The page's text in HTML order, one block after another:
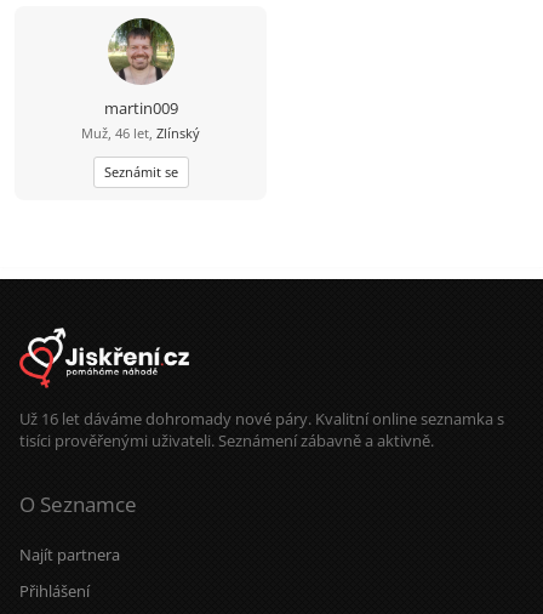
martin009
Muž, 46 let, Zlínský
Seznámit se
Už 16 let dáváme dohromady nové páry. Kvalitní online seznamka s
tisíci prověřenými uživateli. Seznámení zábavně a aktivně.
O Seznamce
Najít partnera
Přihlášení